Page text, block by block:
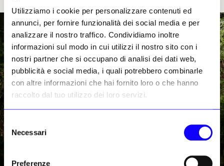
Utilizziamo i cookie per personalizzare contenuti ed
annunci, per fornire funzionalità dei social media e per
analizzare il nostro traffico. Condividiamo inoltre
informazioni sul modo in cui utilizzi il nostro sito con i
nostri partner che si occupano di analisi dei dati web,
pubblicità e social media, i quali potrebbero combinarle
con altre informazioni che hai fornito loro o che hanno
raccolto dal tuo utilizzo dei loro servizi.
Selezione
delNecessari
Preferenze